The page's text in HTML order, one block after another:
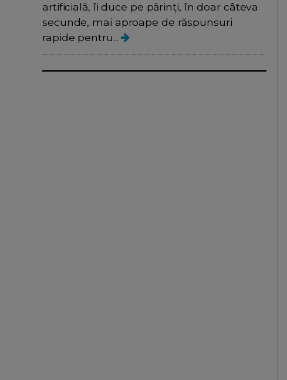
artificială, îi duce pe părinți, în doar câteva
secunde, mai aproape de răspunsuri
rapide pentru...